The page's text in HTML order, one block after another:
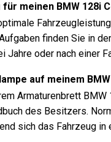
meinen BMW 128i
finden Sie in
Jahre oder nach einer
auf meinem
Armaturenbrett
des Besitzers.
sich das Fahrzeug